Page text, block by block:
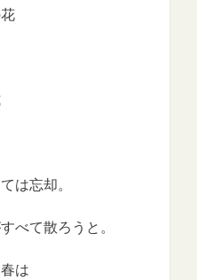
は忘却。
べて散ろうと。
は